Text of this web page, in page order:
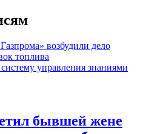
возбудили дело
топлива
управления знаниями
бывшей жене